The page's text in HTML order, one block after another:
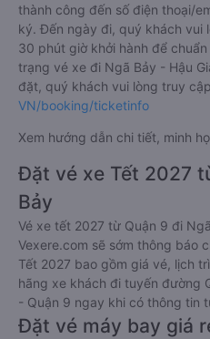
thành công đến số điện thoại/
ký. Đến ngày đi, quý khách vui
30 phút giờ khởi hành để
trạng vé xe đi Ngã Bảy - Hậu
đặt, quý khách vui lòng truy cập
VN/booking/ticketinfo
Xem hướng dẫn chi tiết, minh
Đặt vé xe Tết 2027
Bảy
Vé xe tết 2027 từ Quận 9 đi
Vexere.com sẽ sớm thông báo
Tết 2027 bao gồm giá vé, lịch
hãng xe khách đi tuyến đường
- Quận 9 ngay khi có thông tin
Đặt vé máy bay giá